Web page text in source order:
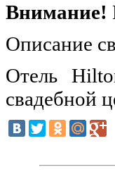
Внимание!
Описание
Отель
свадебной